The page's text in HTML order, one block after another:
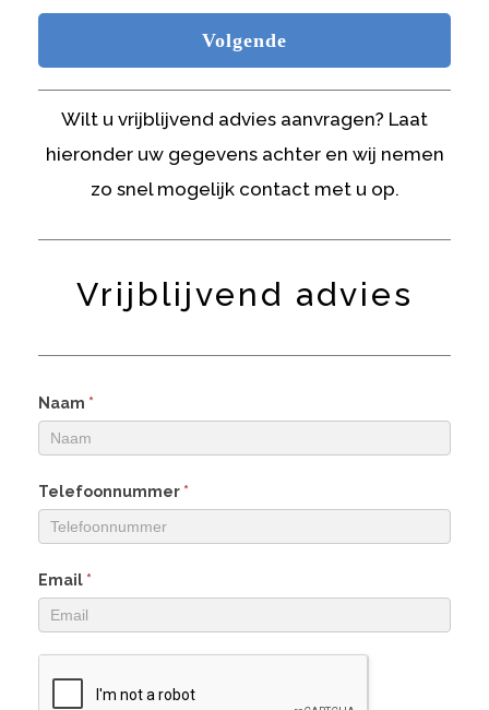
Wilt u vrijblijvend advies aanvragen? Laat
hieronder uw gegevens achter en wij nemen
zo snel mogelijk contact met u op.
Vrijblijvend advies
Naam *
Telefoonnummer *
Email *